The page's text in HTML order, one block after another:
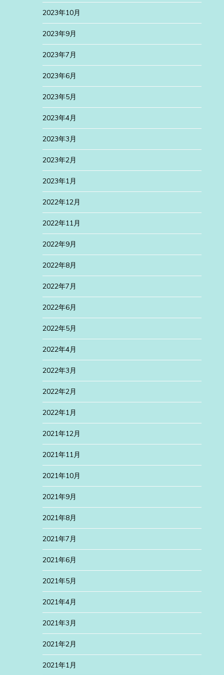
2023年10月
2023年9月
2023年7月
2023年6月
2023年5月
2023年4月
2023年3月
2023年2月
2023年1月
2022年12月
2022年11月
2022年9月
2022年8月
2022年7月
2022年6月
2022年5月
2022年4月
2022年3月
2022年2月
2022年1月
2021年12月
2021年11月
2021年10月
2021年9月
2021年8月
2021年7月
2021年6月
2021年5月
2021年4月
2021年3月
2021年2月
2021年1月